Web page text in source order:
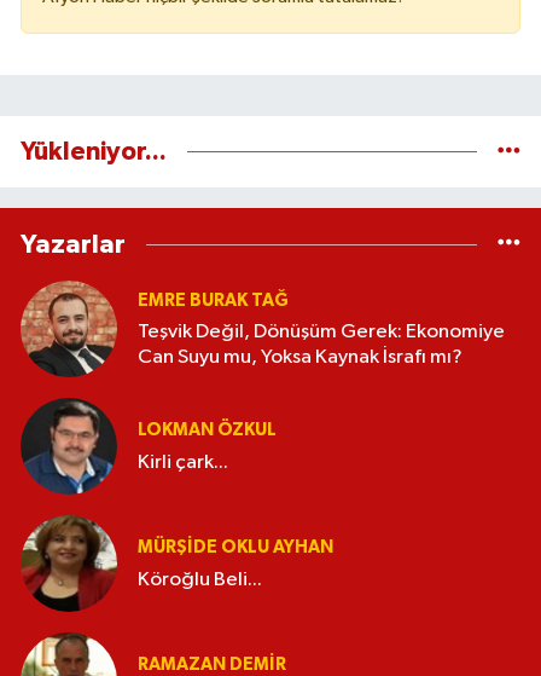
Yükleniyor...
Yazarlar
EMRE BURAK TAĞ
Teşvik Değil, Dönüşüm Gerek: Ekonomiye
Can Suyu mu, Yoksa Kaynak İsrafı mı?
LOKMAN ÖZKUL
Kirli çark...
MÜRŞIDE OKLU AYHAN
Köroğlu Beli...
RAMAZAN DEMİR